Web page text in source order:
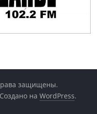
защищены.
наWordPress.